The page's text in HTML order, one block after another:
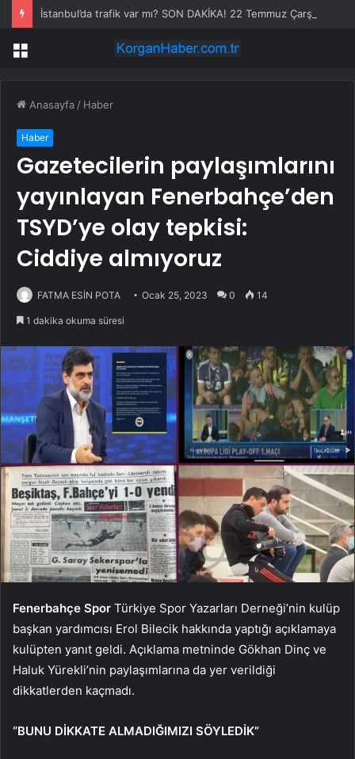
Menü
Anasayfa / Haber
Haber
Gazetecilerin paylaşımlarını
yayınlayan Fenerbahçe’den
TSYD’ye olay tepkisi:
Ciddiye almıyoruz
FATMA ESİN POTA Ocak 25, 2023 0 14
1 dakika okuma süresi
Fenerbahçe Spor Türkiye Spor Yazarları Derneği’nin kulüp
başkan yardımcısı Erol Bilecik hakkında yaptığı açıklamaya
kulüpten yanıt geldi. Açıklama metninde Gökhan Dinç ve
Haluk Yürekli’nin paylaşımlarına da yer verildiği
dikkatlerden kaçmadı.
“BUNU DİKKATE ALMADIĞIMIZI SÖYLEDİK”